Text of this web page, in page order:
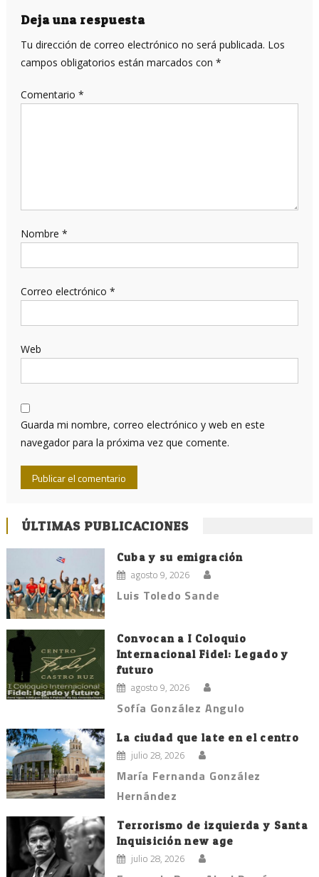
entradas
Deja una respuesta
Tu dirección de correo electrónico no será publicada. Los
campos obligatorios están marcados con *
Comentario *
Nombre *
Correo electrónico *
Web
Guarda mi nombre, correo electrónico y web en este
navegador para la próxima vez que comente.
ÚLTIMAS PUBLICACIONES
Cuba y su emigración
agosto 9, 2026
Luis Toledo Sande
Convocan a I Coloquio
Internacional Fidel: Legado y
futuro
agosto 9, 2026
Sofía González Angulo
La ciudad que late en el centro
julio 28, 2026
María Fernanda González
Hernández
Terrorismo de izquierda y Santa
Inquisición new age
julio 28, 2026